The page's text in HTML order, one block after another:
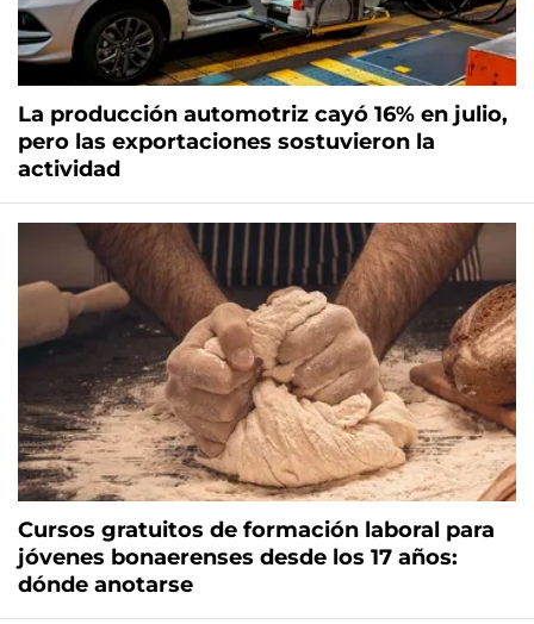
La producción automotriz cayó 16% en julio,
pero las exportaciones sostuvieron la
actividad
Cursos gratuitos de formación laboral para
jóvenes bonaerenses desde los 17 años:
dónde anotarse